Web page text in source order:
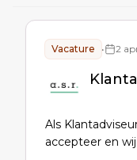
Vacature • 2
Als
accepteer en